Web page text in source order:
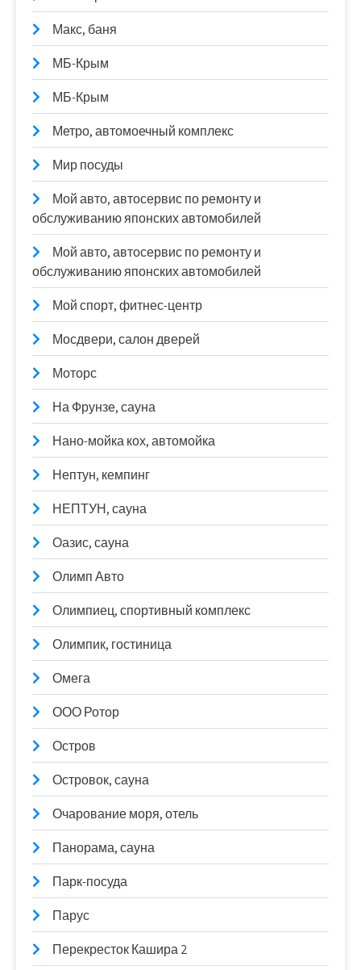
Макс, баня
МБ-Крым
МБ-Крым
Метро, автомоечный комплекс
Мир посуды
Мой авто, автосервис по ремонту и
обслуживанию японских автомобилей
Мой авто, автосервис по ремонту и
обслуживанию японских автомобилей
Мой спорт, фитнес-центр
Мосдвери, салон дверей
Моторс
На Фрунзе, сауна
Нано-мойка кох, автомойка
Нептун, кемпинг
НЕПТУН, сауна
Оазис, сауна
Олимп Авто
Олимпиец, спортивный комплекс
Олимпик, гостиница
Омега
ООО Ротор
Остров
Островок, сауна
Очарование моря, отель
Панорама, сауна
Парк-посуда
Парус
Перекресток Кашира 2